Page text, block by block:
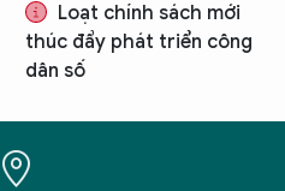
Loạt chính sách mới
thúc đẩy phát triển công
dân số